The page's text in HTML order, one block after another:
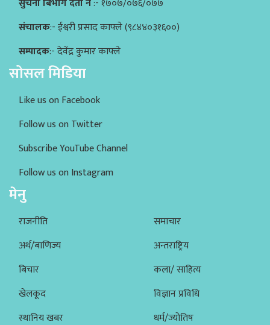
सुचना बिभाग दर्ता नं:- १७०७/०७६/०७७
संचालक:- ईश्वरी प्रसाद काफ्ले (९८४४०३१६००)
सम्पादक:- देवेंद्र कुमार काफ्ले
सोसल मिडिया
Like us on Facebook
Follow us on Twitter
Subscribe YouTube Channel
Follow us on Instagram
मेनु
राजनीति
अर्थ/बाणिज्य
बिचार
खेलकूद
स्थानिय खबर
समाचार
अन्तराष्ट्रिय
कला/ साहित्य
विज्ञान प्रविधि
धर्म/ज्योतिष